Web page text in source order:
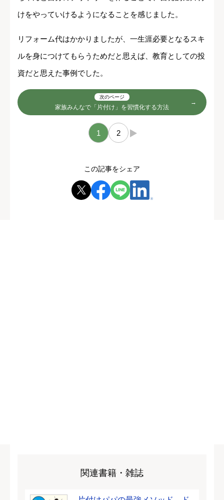
けをやっていけるようになることを感じました。
リフォーム代はかかりましたが、一生涯必要となるスキ
ルを身につけてもらうためだと思えば、教育としての投
資だと思えた事例でした。
次のページ
家族みんなで「片付け」を習慣化する方法
1 2 →
この記事をシェア
関連書籍・雑誌